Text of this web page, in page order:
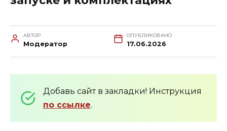
АВТОР
Модератор
ОПУБЛИКОВАНО
17.06.2026
Добавь сайт в закладки! Инструкция
по ссылке.